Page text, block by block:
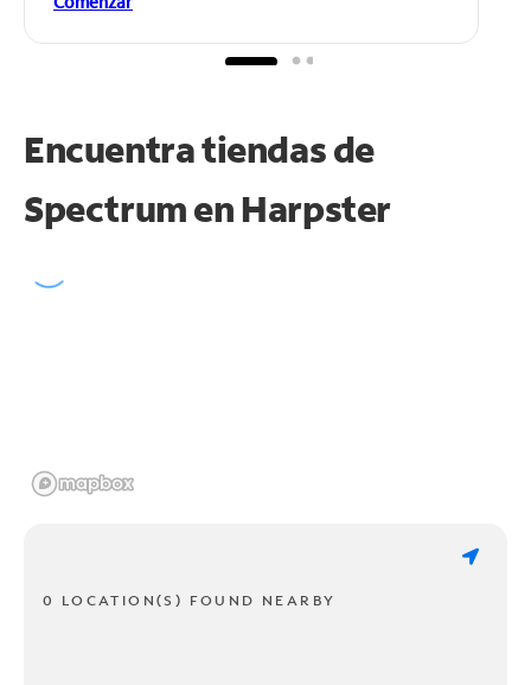
Encuentra tiendas de
Spectrum en Harpster
0 LOCATION(S) FOUND NEARBY